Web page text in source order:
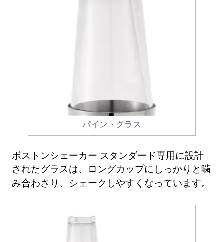
パイントグラス
ボストンシェーカー スタンダード専用に設計
されたグラスは、ロングカップにしっかりと噛
み合わさり、シェークしやすくなっています。